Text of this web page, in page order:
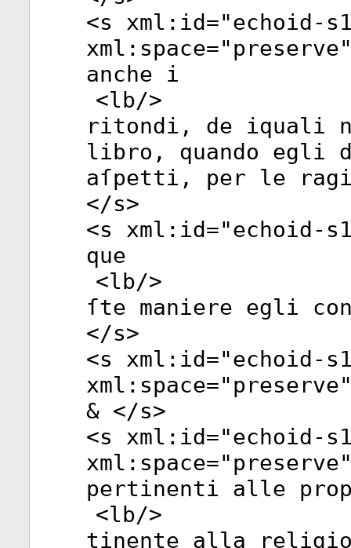
<s xml:id="echoid-
xml:space="preserve
anche i
<lb/>
ritondi, de iquali
libro, quando egli
aſpetti, per le
</s>
<s xml:id="echoid-
que
<lb/>
ſte maniere egli
</s>
<s xml:id="echoid-
xml:space="preserve
& </s>
<s xml:id="echoid-
xml:space="preserve
pertinenti alle
<lb/>
tinente alla